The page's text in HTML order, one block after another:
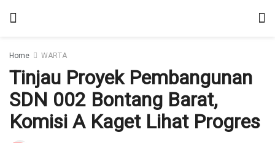
Home WARTA
Tinjau Proyek Pembangunan
SDN 002 Bontang Barat,
Komisi A Kaget Lihat Progres